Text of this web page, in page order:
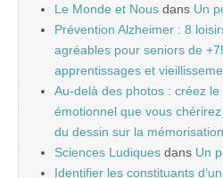
Le Monde et Nous dans Un
Prévention Alzheimer : 8
agréables pour seniors de
apprentissages et
Au-delà des photos : créez
émotionnel que vous
du dessin sur la mémorisation
Sciences Ludiques dans Un
Identifier les constituants